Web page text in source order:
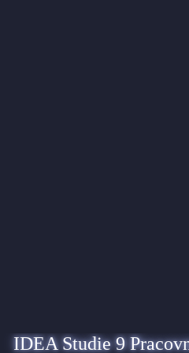
IDEA Studie 9